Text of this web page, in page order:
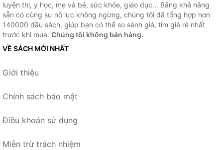
luyện thi, y học, mẹ và bé, sức khỏe, giáo dục... Bằng khả năng
sẵn có cùng sự nỗ lực không ngừng, chúng tôi đã tổng hợp hơn
140000 đầu sách, giúp bạn có thể so sánh giá, tìm giá rẻ nhất
trước khi mua. Chúng tôi không bán hàng.
VỀ SÁCH MỚI NHẤT
Giới thiệu
Chính sách bảo mật
Điều khoản sử dụng
Miễn trừ trách nhiệm